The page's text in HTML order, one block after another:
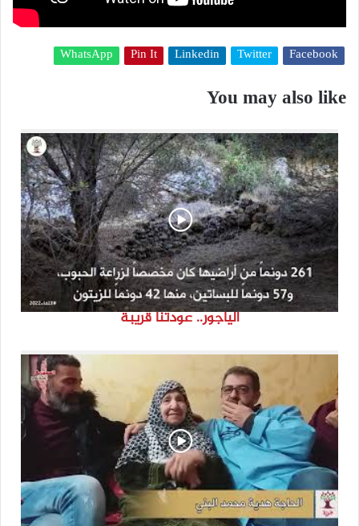
Facebook
Twitter
Linkedin
Pin It
WhatsApp
You may also like
الياجور.. عودتنا قريبة